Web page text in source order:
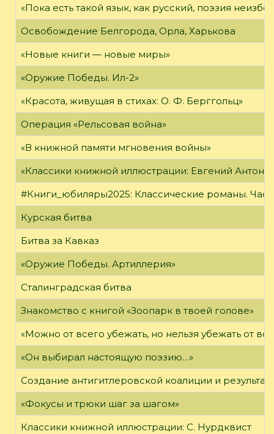
«Пока есть такой язык, как русский, поэзия
Освобождение Белгорода, Орла, Харькова
«Новые книги — новые миры»
«Оружие Победы. Ил-2»
«Красота, живущая в стихах: О. Ф. Берггольц»
Операция «Рельсовая война»
«В книжной памяти мгновения войны»
«Классики книжной иллюстрации: Евгений
#Книги_юбиляры2025: Классические романы.
Курская битва
Битва за Кавказ
«Оружие Победы. Артиллерия»
Сталинградская битва
Знакомство с книгой «Зоопарк в твоей голове»
«Можно от всего убежать, но нельзя убежать от
«Он выбирал настоящую поэзию…»
Создание антигитлеровской коалиции и
«Фокусы и трюки шаг за шагом»
Классики книжной иллюстрации: С. Нурдквист